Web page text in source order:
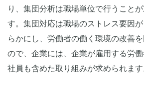
り、集団分析は職場単位で行うこと
す。集団対応は職場のストレス要因
らかにし、労働者の働く環境の改善
ので、企業には、企業が雇用する労
社員も含めた取り組みが求められます